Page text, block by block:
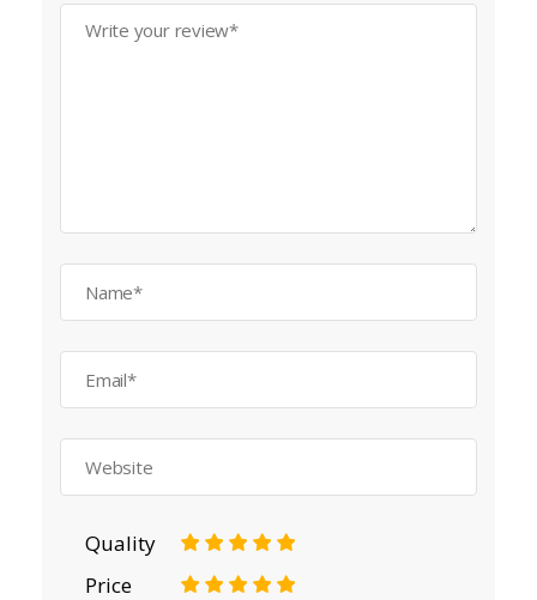
Quality 5
4
3
2
Price 5
4
3
2